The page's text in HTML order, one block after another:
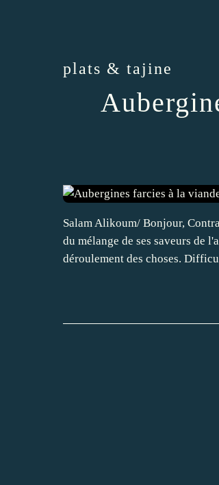
plats & tajine
Salam Alikoum/ Bonjour,
du mélange de ses saveurs de
déroulement des choses.